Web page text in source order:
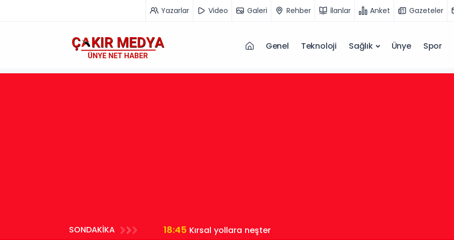
Yazarlar Video Galeri Rehber İlanlar Anket Gazeteler
Genel Teknoloji Sağlık Ünye Spor
SONDAKİKA 18:45 Kırsal yollara neşter